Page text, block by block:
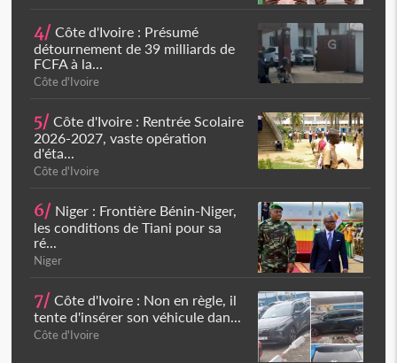
4/ Côte d'Ivoire : Présumé
détournement de 39 milliards de
FCFA à la...
Côte d'Ivoire
5/ Côte d'Ivoire : Rentrée Scolaire
2026-2027, vaste opération
d'éta...
Côte d'Ivoire
6/ Niger : Frontière Bénin-Niger,
les conditions de Tiani pour sa
ré...
Niger
7/ Côte d'Ivoire : Non en règle, il
tente d'insérer son véhicule dan...
Côte d'Ivoire